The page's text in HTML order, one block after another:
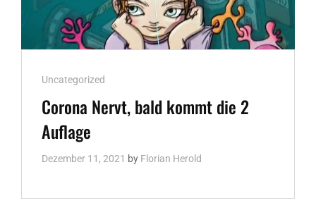
Cat
Links
Uncategorized
Corona Nervt, bald kommt die 2
Auflage
Dezember 11, 2021 by Florian Herold